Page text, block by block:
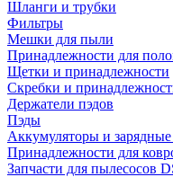
Шланги и трубки
Фильтры
Мешки для пыли
Принадлежности для
Щетки и принадлежности
Скребки и
Держатели пэдов
Пэды
Аккумуляторы и зарядные
Принадлежности для
Запчасти для пылесосов